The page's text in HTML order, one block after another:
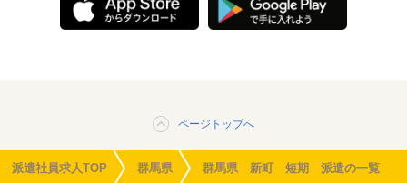
ページトップへ
派遣社員求人TOP 群馬県 群馬県 新町 短期 派遣の一覧